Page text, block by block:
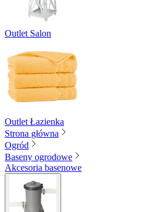
Outlet Salon
Outlet Łazienka
Strona główna
Ogród
Baseny ogrodowe
Akcesoria basenowe